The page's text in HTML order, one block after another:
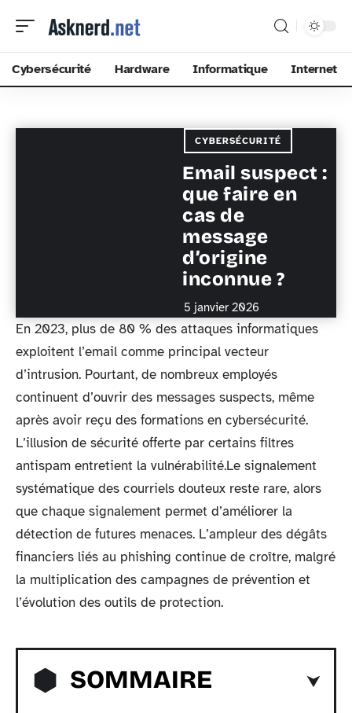
Cybersécurité Hardware Informatique Internet
CYBERSÉCURITÉ
Email suspect :
que faire en
cas de
message
d’origine
inconnue ?
5 janvier 2026
En 2023, plus de 80 % des attaques informatiques
exploitent l’email comme principal vecteur
d’intrusion. Pourtant, de nombreux employés
continuent d’ouvrir des messages suspects, même
après avoir reçu des formations en cybersécurité.
L’illusion de sécurité offerte par certains filtres
antispam entretient la vulnérabilité.Le signalement
systématique des courriels douteux reste rare, alors
que chaque signalement permet d’améliorer la
détection de futures menaces. L’ampleur des dégâts
financiers liés au phishing continue de croître, malgré
la multiplication des campagnes de prévention et
l’évolution des outils de protection.
SOMMAIRE